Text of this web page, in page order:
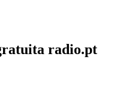
radio.pt